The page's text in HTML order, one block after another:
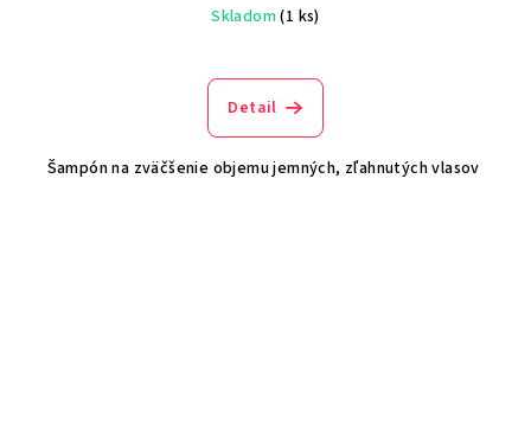
Skladom(1 ks)
Detail
Šampón na zväčšenie objemu jemných, zľahnutých vlasov